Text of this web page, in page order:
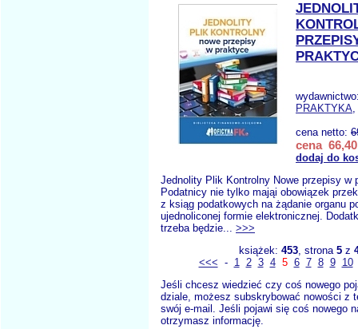
PRAKTYKA,
cena netto:
cena 66,40
dodaj do
Jednolity Plik Kontrolny Nowe przepisy w
Podatnicy nie tylko mająi obowiązek
z ksiąg podatkowych na żądanie organu
ujednoliconej formie elektronicznej.
trzeba będzie... >>>
książek: 453, strona 5z
<<< - 1 2 3 4 5 6 7 8 9
10
Jeśli chcesz wiedzieć czy coś nowego
dziale, możesz subskrybować nowości z
swój e-mail. Jeśli pojawi się coś nowego
otrzymasz informację.